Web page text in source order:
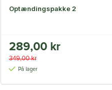
Optændingspakke 2
289,00 kr
349,00 kr
På lager